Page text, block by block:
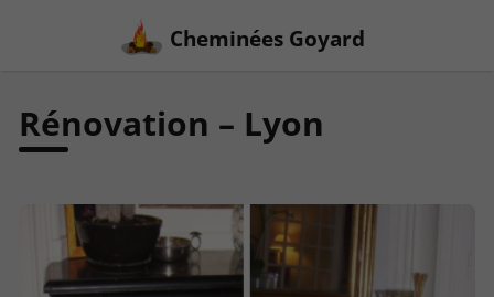
Cheminées Goyard
Rénovation – Lyon